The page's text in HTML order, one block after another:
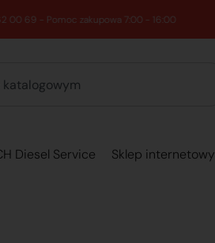
zakupowa 7:00 - 16:00
Diesel Service Sklep internetowy